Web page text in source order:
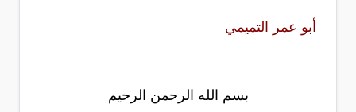
أبو عمر التميمي
بسم الله الرحمن الرحيم